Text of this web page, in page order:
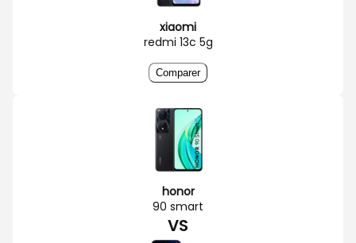
xiaomi
redmi 13c 5g
Comparer
honor
90 smart
VS